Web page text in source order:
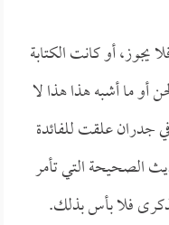
يجوز، أو كانت الكتابة
أو ما أشبه هذا هذا لا
جدران علقت للفائدة
الصحيحة التي تأمر
فلا بأس بذلك.